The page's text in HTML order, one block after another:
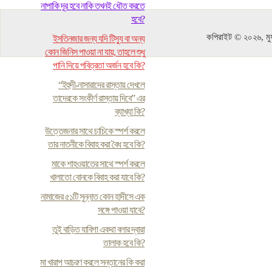
নাপাকি দূর হবে নাকি তখনই ধৌত করতে
হবে?
ইসতিনজার জন্য যদি টিস্যু বা অন্য
কোন জিনিস পাওয়া না যায়, তাহলে শুধু
পানি দিয়ে পবিত্রতা অর্জন হবে কি?
“ইহুদী-নাসারাদের রাস্তায় দেখলে
তাদেরকে সংকীর্ণ রাস্তায় দিবে” এর
ব্যাখ্যা কি?
উত্তেজনার সাথে চাচিকে স্পর্শ করলে
তার নাতনীকে বিবাহ করা বৈধ হবে কি?
মাকে শাহওয়াতের সাথে স্পর্শ করলে
খালাতো বোনকে বিবাহ করা যাবে কি?
নামাজের ৫১টি সুন্নাত কোন হাদীসে এক
সঙ্গে পাওয়া যাবে?
তুই বাড়িত যাবিগা একথা বলার দ্বারা
তালাক হবে কি?
মা খারাপ আচরণ করলে সন্তানের কি করা
কপিরাইট © ২০২৬,